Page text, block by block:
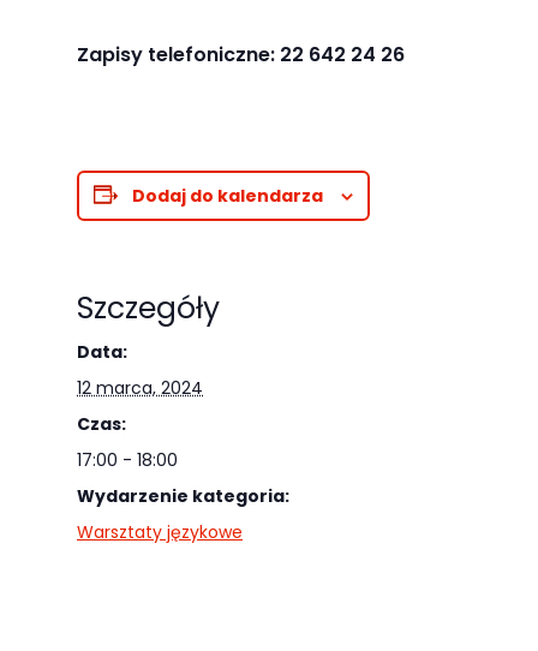
Zapisy telefoniczne: 22 642 24 26
Dodaj do kalendarza
Szczegóły
Data:
12 marca, 2024
Czas:
17:00 - 18:00
Wydarzenie kategoria:
Warsztaty językowe
internetowa
podczas
twojego
te pliki cookie,
niektóre funkcje
znikną ze strony
internetowej.
Marketing
Udostępniając